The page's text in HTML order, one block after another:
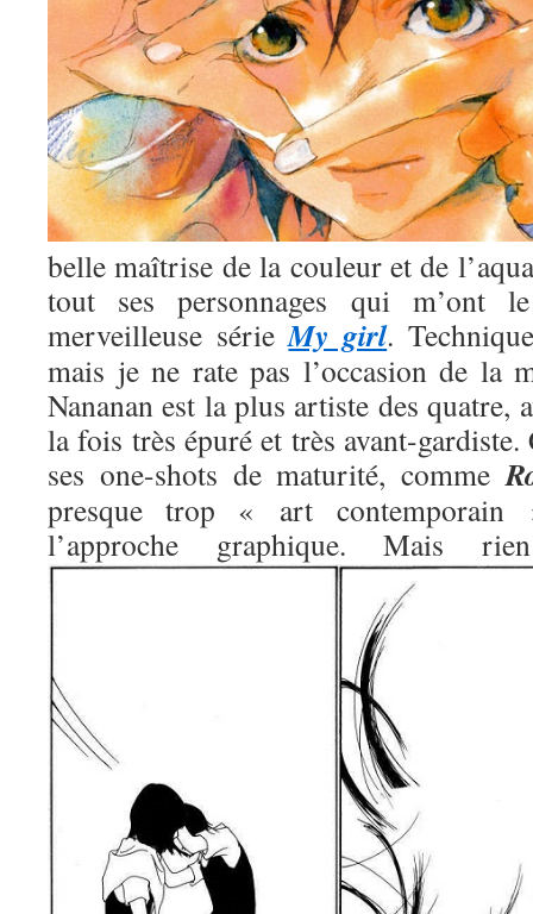
belle maîtrise de la couleur et de
tout ses personnages qui m’ont
merveilleuse sérieMy girl.
mais je ne rate pas l’occasion de la
Nananan est la plus artiste des quatre,
la fois très épuré et très avant-
ses one-shots de maturité, comme
presque trop « art contemporain
l’approche graphique. Mais